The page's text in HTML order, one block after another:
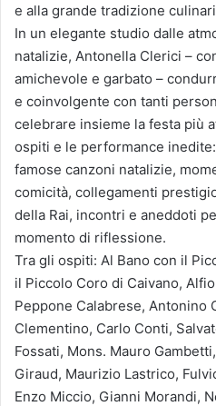
e alla grande tradizione
In un elegante studio dalle
natalizie, Antonella Clerici –
amichevole e garbato –
e coinvolgente con tanti
celebrare insieme la festa più
ospiti e le performance
famose canzoni natalizie,
comicità, collegamenti
della Rai, incontri e aneddoti
momento di riflessione.
Tra gli ospiti: Al Bano con il
il Piccolo Coro di Caivano,
Peppone Calabrese, Antonino
Clementino, Carlo Conti,
Fossati, Mons. Mauro
Giraud, Maurizio Lastrico,
Enzo Miccio, Gianni Morandi,